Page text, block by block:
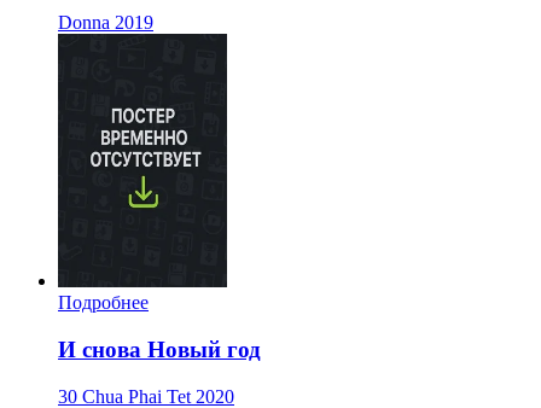
Donna 2019
Подробнее
И снова Новый год
30 Chua Phai Tet 2020